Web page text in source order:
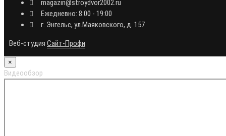
magazin@stroydvor2002.ru
Ежедневно: 8:00 - 19:00
г. Энгельс, ул.Маяковского, д. 157
Веб-студия Сайт-Профи
×
Видеообзор